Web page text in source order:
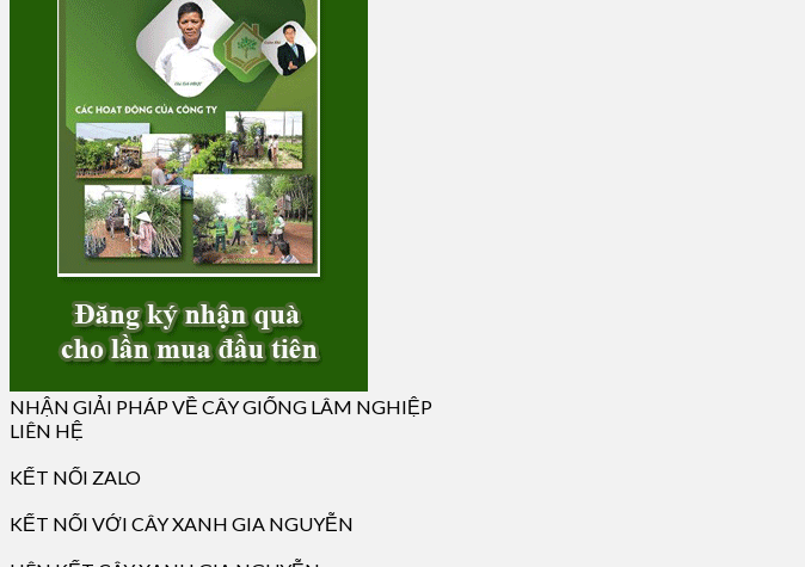
NHẬN GIẢI PHÁP VỀ CÂY GIỐNG LÂM NGHIỆP
LIÊN HỆ
KẾT NỐI ZALO
KẾT NỐI VỚI CÂY XANH GIA NGUYỄN